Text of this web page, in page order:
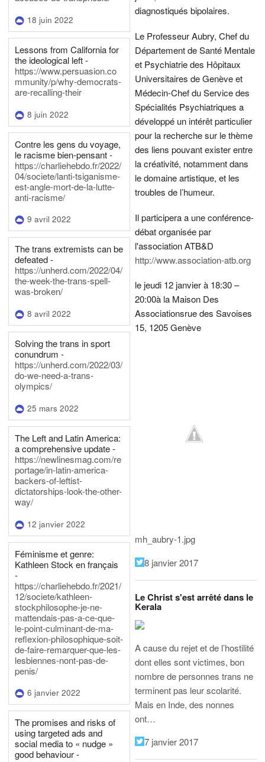
18 juin 2022
Lessons from California for
the ideological left -
https://www.persuasion.co
mmunity/p/why-democrats-
are-recalling-their
8 juin 2022
Contre les gens du voyage,
le racisme bien-pensant -
https://charliehebdo.fr/2022/
04/societe/lanti-tsiganisme-
est-angle-mort-de-la-lutte-
anti-racisme/
9 avril 2022
The trans extremists can be
defeated -
https://unherd.com/2022/04/
the-week-the-trans-spell-
was-broken/
8 avril 2022
Solving the trans in sport
conundrum -
https://unherd.com/2022/03/
do-we-need-a-trans-
olympics/
25 mars 2022
The Left and Latin America:
a comprehensive update -
https://newlinesmag.com/re
portage/in-latin-america-
backers-of-leftist-
dictatorships-look-the-other-
way/
12 janvier 2022
Féminisme et genre:
Kathleen Stock en français
-
https://charliehebdo.fr/2021/
12/societe/kathleen-
stockphilosophe-je-ne-
mattendais-pas-a-ce-que-
le-point-culminant-de-ma-
reflexion-philosophique-soit-
de-faire-remarquer-que-les-
lesbiennes-nont-pas-de-
penis/
6 janvier 2022
The promises and risks of
using targeted ads and
social media to « nudge »
good behaviour -
diagnostiqués bipolaires.
Le Professeur Aubry, Chef du
Département de Santé Mentale
et Psychiatrie des Hôpitaux
Universitaires de Genève et
Médecin-Chef du Service des
Spécialités Psychiatriques a
développé un intérêt particulier
pour la recherche sur le thème
des liens pouvant exister entre
la créativité, notamment dans
le domaine artistique, et les
troubles de l’humeur.
Il participera a une conférence-
débat organisée par
l'association ATB&D
http://www.association-atb.org
le jeudi 12 janvier à 18:30 –
20:00à la Maison Des
Associationsrue des Savoises
15, 1205 Genève
mh_aubry-1.jpg
8 janvier 2017
Le Christ s'est arrêté dans le
Kerala
A cause du rejet et de l’hostilité
dont elles sont victimes, bon
nombre de personnes trans ne
terminent pas leur scolarité.
Mais en Inde, des nonnes
ont…
7 janvier 2017